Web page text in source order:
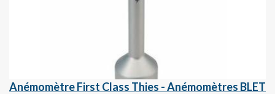
Anémomètre First Class Thies - Anémomètres BLET